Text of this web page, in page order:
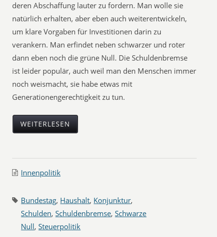
deren Abschaffung lauter zu fordern. Man wolle sie
natürlich erhalten, aber eben auch weiterentwickeln,
um klare Vorgaben für Investitionen darin zu
verankern. Man erfindet neben schwarzer und roter
dann eben noch die grüne Null. Die Schuldenbremse
ist leider populär, auch weil man den Menschen immer
noch weismacht, sie habe etwas mit
Generationengerechtigkeit zu tun.
WEITERLESEN
Innenpolitik
Bundestag, Haushalt, Konjunktur,
Schulden,Schuldenbremse,Schwarze
Null,Steuerpolitik